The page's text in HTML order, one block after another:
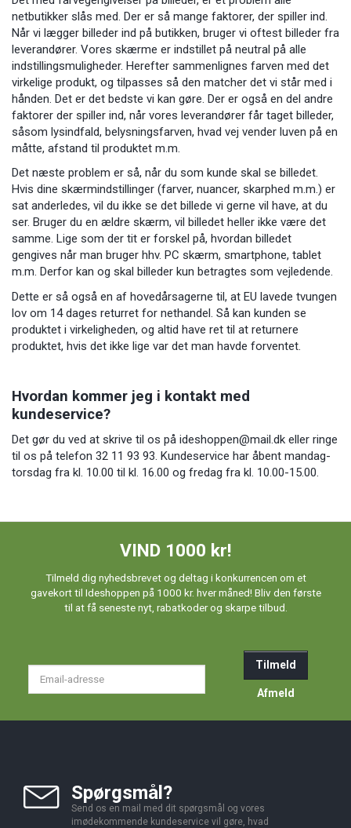
netbutikker slås med. Der er så mange faktorer, der spiller ind.
Når vi lægger billeder ind på butikken, bruger vi oftest billeder fra
leverandører. Vores skærme er indstillet på neutral på alle
indstillingsmuligheder. Herefter sammenlignes farven med det
virkelige produkt, og tilpasses så den matcher det vi står med i
hånden. Det er det bedste vi kan gøre. Der er også en del andre
faktorer der spiller ind, når vores leverandører får taget billeder,
såsom lysindfald, belysningsfarven, hvad vej vender luven på en
måtte, afstand til produktet m.m.
Det næste problem er så, når du som kunde skal se billedet.
Hvis dine skærmindstillinger (farver, nuancer, skarphed m.m.) er
sat anderledes, vil du ikke se det billede vi gerne vil have, at du
ser. Bruger du en ældre skærm, vil billedet heller ikke være det
samme. Lige som der tit er forskel på, hvordan billedet
gengives når man bruger hhv. PC skærm, smartphone, tablet
m.m. Derfor kan og skal billeder kun betragtes som vejledende.
Dette er så også en af hovedårsagerne til, at EU lavede tvungen
lov om 14 dages returret for nethandel. Så kan kunden se
produktet i virkeligheden, og altid have ret til at returnere
produktet, hvis det ikke lige var det man havde forventet.
Hvordan kommer jeg i kontakt med
kundeservice?
Det gør du ved at skrive til os på ideshoppen@mail.dk eller ringe
til os på telefon 32 11 93 93. Kundeservice har åbent mandag-
torsdag fra kl. 10.00 til kl. 16.00 og fredag fra kl. 10.00-15.00.
VIND 1000 kr!
Tilmeld dig nyhedsbrevet og deltag i konkurrencen om et
gavekort til Ideshoppen på 1000 kr. hver måned! Bliv den første
til at få seneste nyt, rabatkoder og skarpe tilbud.
Tilmeld
Afmeld
Spørgsmål?
Send os en mail med dit spørgsmål og vores
imødekommende kundeservice vil gøre, hvad